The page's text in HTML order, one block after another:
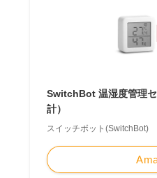
SwitchBot 温湿度管理
計）
スイッチボット(SwitchBot)